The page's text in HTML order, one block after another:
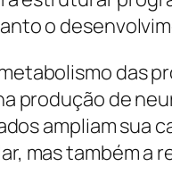
o
das
produção de
ampliam sua
mas também